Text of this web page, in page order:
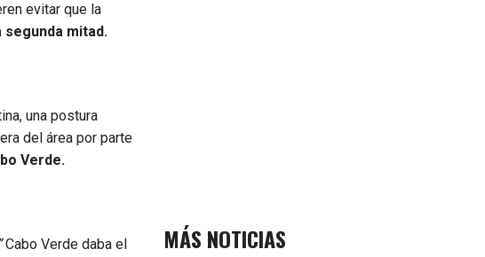
evitar que la
segunda mitad.
una postura
del área por parte
Verde.
Cabo Verde daba el
MÁS NOTICIAS